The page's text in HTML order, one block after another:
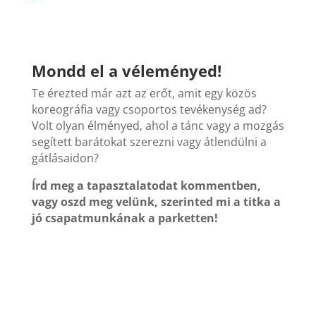
Mondd el a véleményed!
Te érezted már azt az erőt, amit egy közös
koreográfia vagy csoportos tevékenység ad?
Volt olyan élményed, ahol a tánc vagy a mozgás
segített barátokat szerezni vagy átlendülni a
gátlásaidon?
Írd meg a tapasztalatodat kommentben,
vagy oszd meg velünk, szerinted mi a titka a
jó csapatmunkának a parketten!